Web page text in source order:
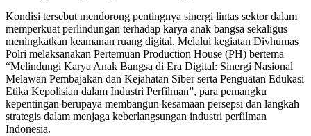
Kondisi tersebut mendorong pentingnya sinergi lintas sektor dalam
memperkuat perlindungan terhadap karya anak bangsa sekaligus
meningkatkan keamanan ruang digital. Melalui kegiatan Divhumas
Polri melaksanakan Pertemuan Production House (PH) bertema
“Melindungi Karya Anak Bangsa di Era Digital: Sinergi Nasional
Melawan Pembajakan dan Kejahatan Siber serta Penguatan Edukasi
Etika Kepolisian dalam Industri Perfilman”, para pemangku
kepentingan berupaya membangun kesamaan persepsi dan langkah
strategis dalam menjaga keberlangsungan industri perfilman
Indonesia.